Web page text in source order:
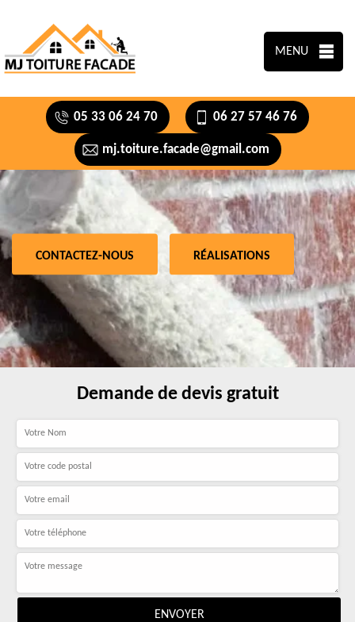
MENU
05 33 06 24 70 06 27 57 46 76
mj.toiture.facade@gmail.com
CONTACTEZ-NOUS RÉALISATIONS
Demande de devis gratuit